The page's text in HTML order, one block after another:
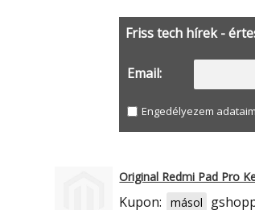
Friss tech hírek -
Email:
Engedélyezem
Original Redmi Pad Pro
Kupon: másol